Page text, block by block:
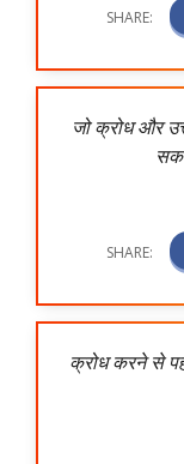
जो क्रोध और
क्रोध करने से